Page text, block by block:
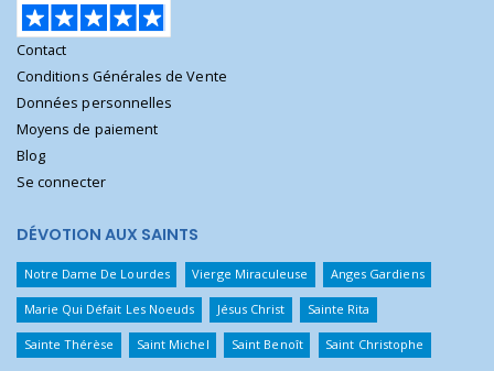
Contact
Conditions Générales de Vente
Données personnelles
Moyens de paiement
Blog
Se connecter
DÉVOTION AUX SAINTS
Notre Dame De Lourdes Vierge Miraculeuse Anges Gardiens
Marie Qui Défait Les Noeuds Jésus Christ Sainte Rita
Sainte Thérèse Saint Michel Saint Benoît Saint Christophe